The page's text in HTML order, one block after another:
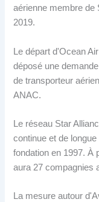
aérienne membre de
2019.
Le départ d'Ocean
déposé une
de transporteur
ANAC.
Le réseau Star
continue et de
fondation en 1997. À
aura 27 compagnies
La mesure autour